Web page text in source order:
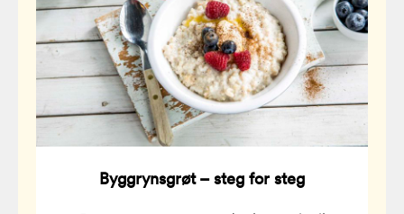
Byggrynsgrøt – steg for steg